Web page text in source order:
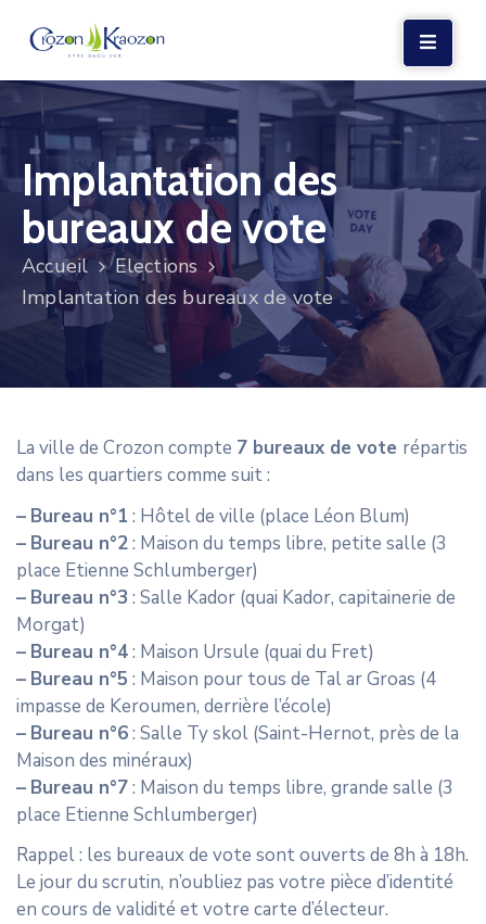
LA
MAIRIE
VIE
LOCALE
VIE
SOCIALE
TERRE
DÉMARCHES
Implantation des
bureaux de vote
Accueil
Elections
Implantation des bureaux de vote
La ville de Crozon compte 7 bureaux de vote répartis
dans les quartiers comme suit :
– Bureau n°1 : Hôtel de ville (place Léon Blum)
– Bureau n°2: Maison du temps libre, petite salle (3
place Etienne Schlumberger)
– Bureau n°3 : Salle Kador (quai Kador, capitainerie de
Morgat)
– Bureau n°4: Maison Ursule (quai du Fret)
– Bureau n°5 : Maison pour tous de Tal ar Groas (4
impasse de Keroumen, derrière l’école)
– Bureau n°6: Salle Ty skol (Saint-Hernot, près de la
Maison des minéraux)
– Bureau n°7: Maison du temps libre, grande salle (3
place Etienne Schlumberger)
Rappel : les bureaux de vote sont ouverts de 8h à 18h.
Le jour du scrutin, n’oubliez pas votre pièce d’identité
en cours de validité et votre carte d’électeur.